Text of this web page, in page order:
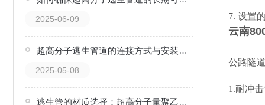
7. 设置
云南
公路隧
1.耐冲
2025-06-09
超高分子逃生管道的连接方式与安装技巧
2025-05-08
逃生管的材质选择：超高分子量聚乙烯的优势